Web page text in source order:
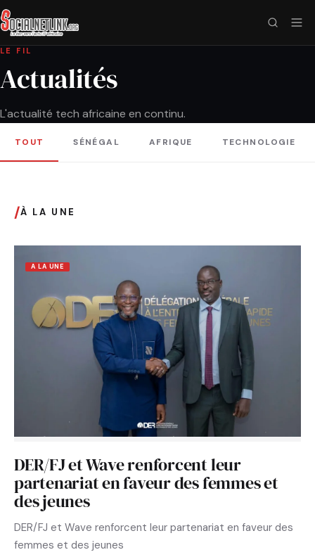
LE FIL
Actualités
L'actualité tech africaine en continu.
TOUT SÉNÉGAL AFRIQUE TECHNOLOGIE
/À LA UNE
A LA UNE
DER/FJ et Wave renforcent leur
partenariat en faveur des femmes et
des jeunes
DER/FJ et Wave renforcent leur partenariat en faveur des
femmes et des jeunes